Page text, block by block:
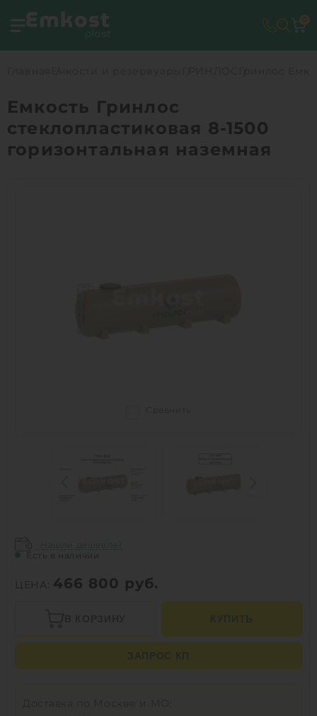
Емкость Гринлос
стеклопластиковая 8-1500
горизонтальная наземная
Нашли дешевле?
Есть в наличии
ЦЕНА: 466 800 руб.
Доставка по Москве и МО: